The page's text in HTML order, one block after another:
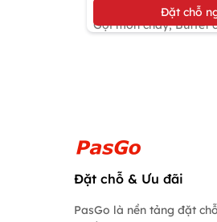
Gọi món chay, Buffet
Đặt chỗ
Đặt chỗ & Ưu đãi
PasGo là nền tảng đặt